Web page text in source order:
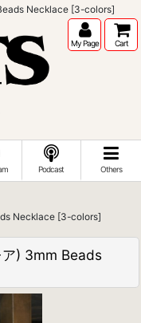
Necklace [3-colors]
My Page Cart
Podcast Others
Necklace [3-colors]
ア) 3mm Beads